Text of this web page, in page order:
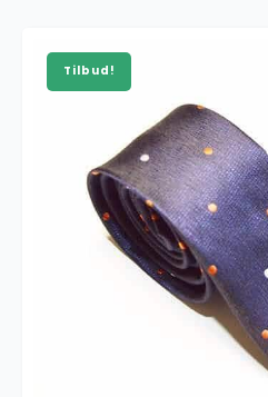
var:
39,00 kr..
er:
11,70 kr..
Tilbud!